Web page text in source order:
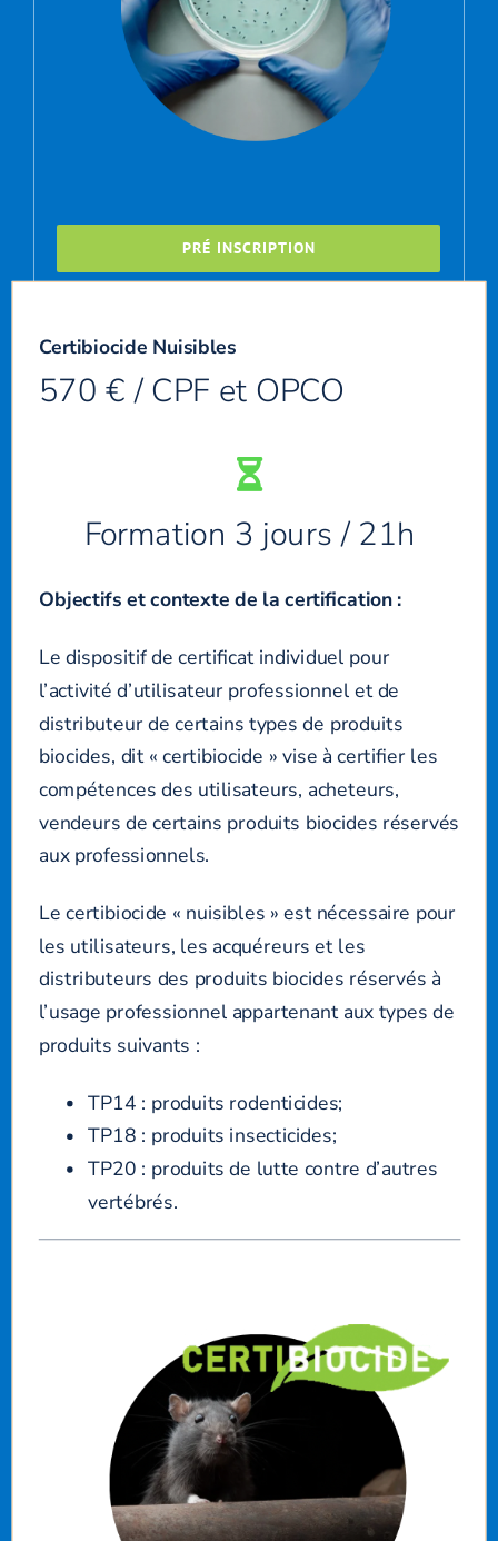
PRÉ INSCRIPTION
Certibiocide Nuisibles
570 € / CPF et OPCO
Formation 3 jours / 21h
Objectifs et contexte de la certification :
Le dispositif de certificat individuel pour
l’activité d’utilisateur professionnel et de
distributeur de certains types de produits
biocides, dit « certibiocide » vise à certifier les
compétences des utilisateurs, acheteurs,
vendeurs de certains produits biocides réservés
aux professionnels.
Le certibiocide « nuisibles » est nécessaire pour
les utilisateurs, les acquéreurs et les
distributeurs des produits biocides réservés à
l’usage professionnel appartenant aux types de
produits suivants :
TP14 : produits rodenticides;
TP18 : produits insecticides;
TP20 : produits de lutte contre d’autres
vertébrés.